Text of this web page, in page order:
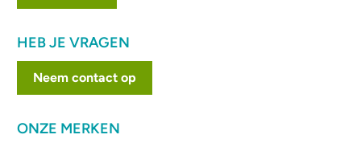
HEB JE VRAGEN
Neem contact op
ONZE MERKEN